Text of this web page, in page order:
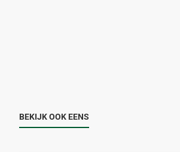
BEKIJK OOK EENS